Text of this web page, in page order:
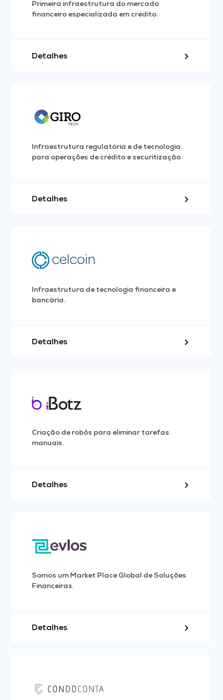
Primeira infraestrutura do mercado
financeiro especializada em crédito.
Detalhes
Infraestrutura regulatória e de tecnologia
para operações de crédito e securitização
Detalhes
Infraestrutura de tecnologia financeira e
bancária.
Detalhes
Criação de robôs para eliminar tarefas
manuais.
Detalhes
Somos um Market Place Global de Soluções
Financeiras.
Detalhes